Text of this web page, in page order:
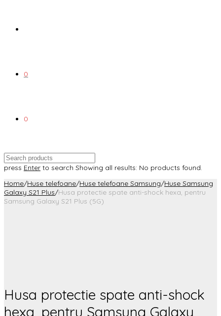
0
0
press Enter to search Showing all results: No products found.
Home/Huse telefoane/Huse telefoane Samsung/Huse Samsung
Galaxy S21 Plus/Husa protectie spate anti-shock hexa, pentru
Samsung Galaxy S21 Plus (5G)
Husa protectie spate anti-shock
hexa, pentru Samsung Galaxy